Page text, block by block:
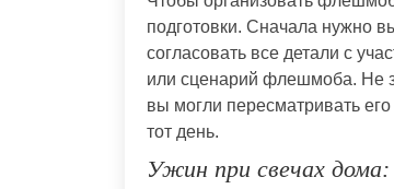
подготовки. Сначала нужно
согласовать все детали с
или сценарий флешмоба. Не
вы могли пересматривать
тот день.
Ужин при свечах дома: